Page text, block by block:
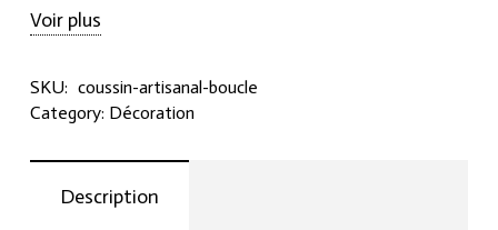
design authentique. Contactez-nous au +216 22 811
008 pour plus d’informations ou pour commander
Voir plus
SKU: coussin-artisanal-boucle
Category: Décoration
Description